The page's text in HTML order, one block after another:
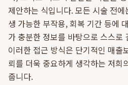
제안하는 식입니다. 모든 시술 전
생 가능한 부작용, 회복 기간 등에
가 충분한 정보를 바탕으로 스스로
이러한 접근 방식은 단기적인 매출
뢰를 더욱 중요하게 생각하는 저희
줍니다.